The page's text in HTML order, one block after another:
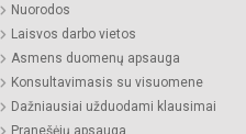
Nuorodos
Laisvos darbo vietos
Asmens duomenų apsauga
Konsultavimasis su visuomene
Dažniausiai užduodami klausimai
Pranešėjų apsauga